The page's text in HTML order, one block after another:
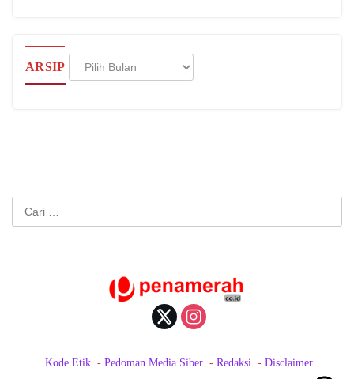
ARSIP
Arsip
Kode Etik Pedoman Media Siber Redaksi
Disclaimer